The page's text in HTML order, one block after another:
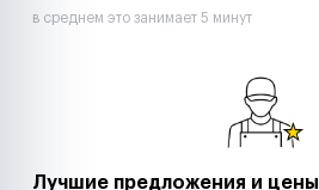
в среднем это занимает 5 минут
Лучшие предложения и цены